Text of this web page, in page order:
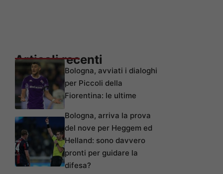
Articoli recenti
Bologna, avviati i dialoghi
per Piccoli della
Fiorentina: le ultime
Bologna, arriva la prova
del nove per Heggem ed
Helland: sono davvero
pronti per guidare la
difesa?